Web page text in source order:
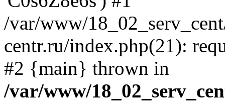
/var/www/
centr.ru/index.php(21):
#2 {main} thrown in
/var/www/